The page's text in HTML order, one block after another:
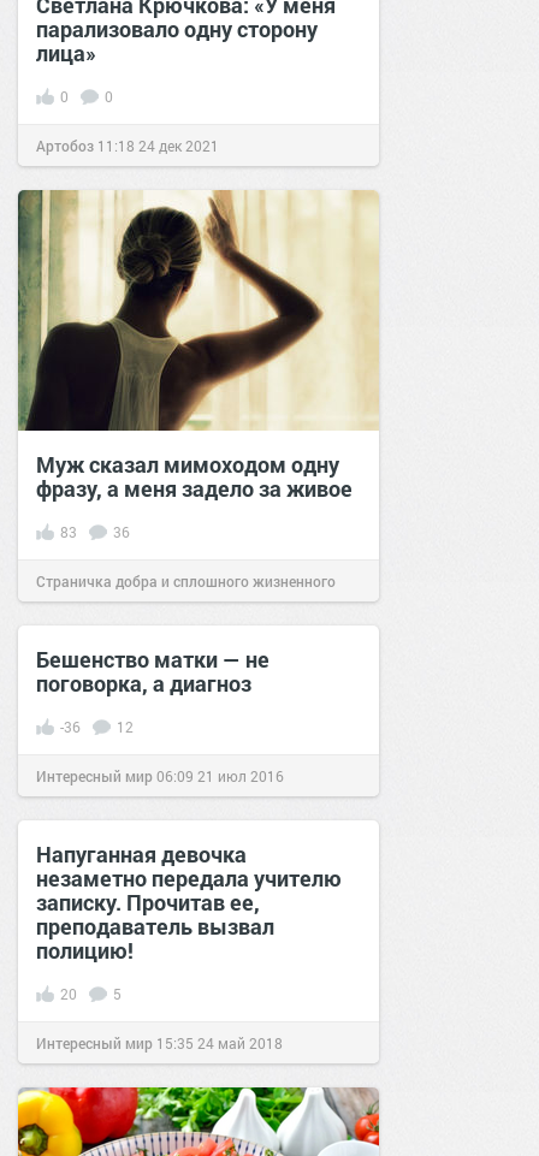
парализовало одну сторону
лица»
0 0
Артобоз 11:18 24 дек 2021
Муж сказал мимоходом одну
фразу, а меня задело за живое
83 36
Страничка добра и сплошного жизненного
позитива!06:0104 ноя 2020
Бешенство матки — не
поговорка, а диагноз
-36 12
Интересный мир06:09 21 июл 2016
Напуганная девочка
незаметно передала учителю
записку. Прочитав ее,
преподаватель вызвал
полицию!
20 5
Интересный мир 15:35 24 май 2018